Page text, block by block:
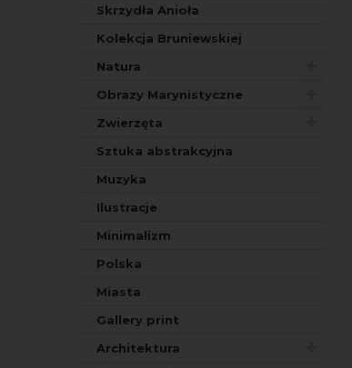
Skrzydła Anioła
Kolekcja Bruniewskiej
Natura
Obrazy Marynistyczne
Zwierzęta
Sztuka abstrakcyjna
Muzyka
Ilustracje
Minimalizm
Polska
Miasta
Gallery print
Architektura